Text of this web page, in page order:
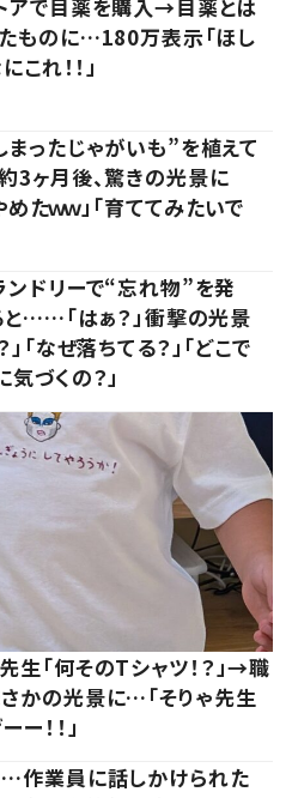
アで目薬を購入→目薬とは
ものに…180万表示「ほし
これ！！」
ったじゃがいも”を植えて
ヶ月後、驚きの光景に
たｗｗ」「育ててみたいで
ンドリーで“忘れ物”を発
と……「はぁ？」衝撃の光景
」「なぜ落ちてる？」「どこで
づくの？」
「何そのTシャツ！？」→職
かの光景に…「そりゃ先生
！！」
作業員に話しかけられた